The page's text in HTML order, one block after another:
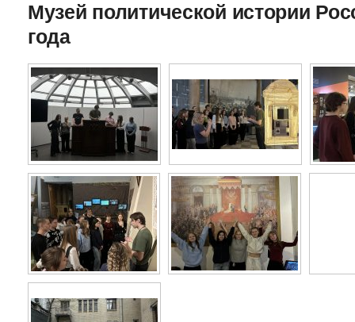
Музей политической истории
года